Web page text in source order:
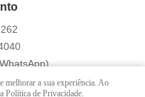
às 16:00h
melhorar a sua experiência. Ao
Política de Privacidade.